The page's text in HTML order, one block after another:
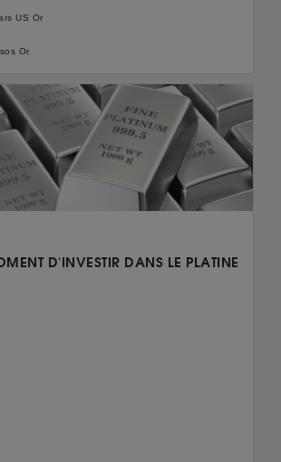
US Or
Or
D'INVESTIR DANS LE PLATINE